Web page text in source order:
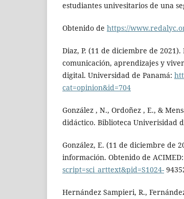
estudiantes univesitarios de una
Obtenido de https://
Diaz, P. (11 de diciembre de
comunicación, aprendizajes y
digital. Universidad de Panamá:
cat=opinion&id=704
González , N., Ordoñez , E., &
didáctico. Biblioteca Univerisidad
González, E. (11 de diciembre de
información. Obtenido de ACIMED:
script=sci_arttext&pid=S1024-
Hernández Sampieri, R.,